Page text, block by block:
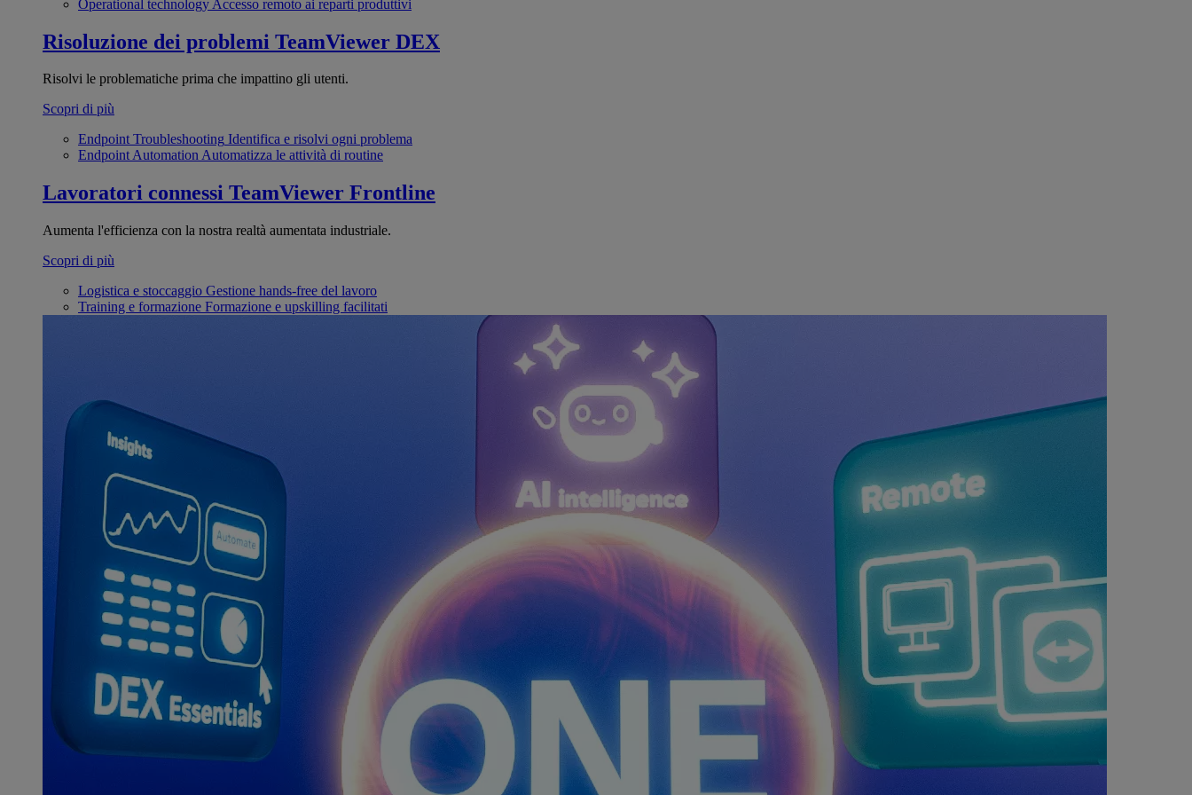
Operational technology Accesso remoto ai reparti produttivi
Risoluzione dei problemi TeamViewer DEX
Risolvi le problematiche prima che impattino gli utenti.
Scopri di più
Endpoint Troubleshooting Identifica e risolvi ogni problema
Endpoint AutomationAutomatizza le attività di routine
Lavoratori connessi TeamViewer Frontline
Aumenta l'efficienza con la nostra realtà aumentata industriale.
Scopri di più
Logistica e stoccaggio Gestione hands-free del lavoro
Training e formazione Formazione e upskilling facilitati